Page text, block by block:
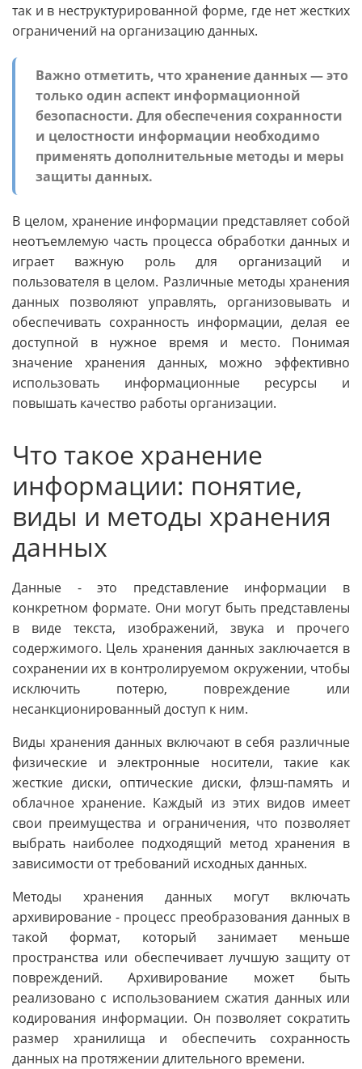
так и в неструктурированной форме, где нет жестких
ограничений на организацию данных.
Важно отметить, что хранение данных — это
только один аспект информационной
безопасности. Для обеспечения сохранности
и целостности информации необходимо
применять дополнительные методы и меры
защиты данных.
В целом, хранение информации представляет собой
неотъемлемую часть процесса обработки данных и
играет важную роль для организаций и
пользователя в целом. Различные методы хранения
данных позволяют управлять, организовывать и
обеспечивать сохранность информации, делая ее
доступной в нужное время и место. Понимая
значение хранения данных, можно эффективно
использовать информационные ресурсы и
повышать качество работы организации.
Что такое хранение
информации: понятие,
виды и методы хранения
данных
Данные - это представление информации в
конкретном формате. Они могут быть представлены
в виде текста, изображений, звука и прочего
содержимого. Цель хранения данных заключается в
сохранении их в контролируемом окружении, чтобы
исключить потерю, повреждение или
несанкционированный доступ к ним.
Виды хранения данных включают в себя различные
физические и электронные носители, такие как
жесткие диски, оптические диски, флэш-память и
облачное хранение. Каждый из этих видов имеет
свои преимущества и ограничения, что позволяет
выбрать наиболее подходящий метод хранения в
зависимости от требований исходных данных.
Методы хранения данных могут включать
архивирование - процесс преобразования данных в
такой формат, который занимает меньше
пространства или обеспечивает лучшую защиту от
повреждений. Архивирование может быть
реализовано с использованием сжатия данных или
кодирования информации. Он позволяет сократить
размер хранилища и обеспечить сохранность
данных на протяжении длительного времени.